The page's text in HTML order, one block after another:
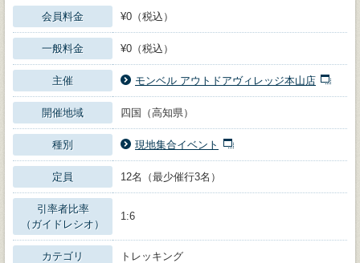
会員料金 ¥0（税込）
一般料金 ¥0（税込）
主催 モンベル アウトドアヴィレッジ本山店
開催地域 四国（高知県）
種別 現地集合イベント
定員 12名（最少催行3名）
引率者比率
（ガイドレシオ）
1:6
カテゴリ トレッキング